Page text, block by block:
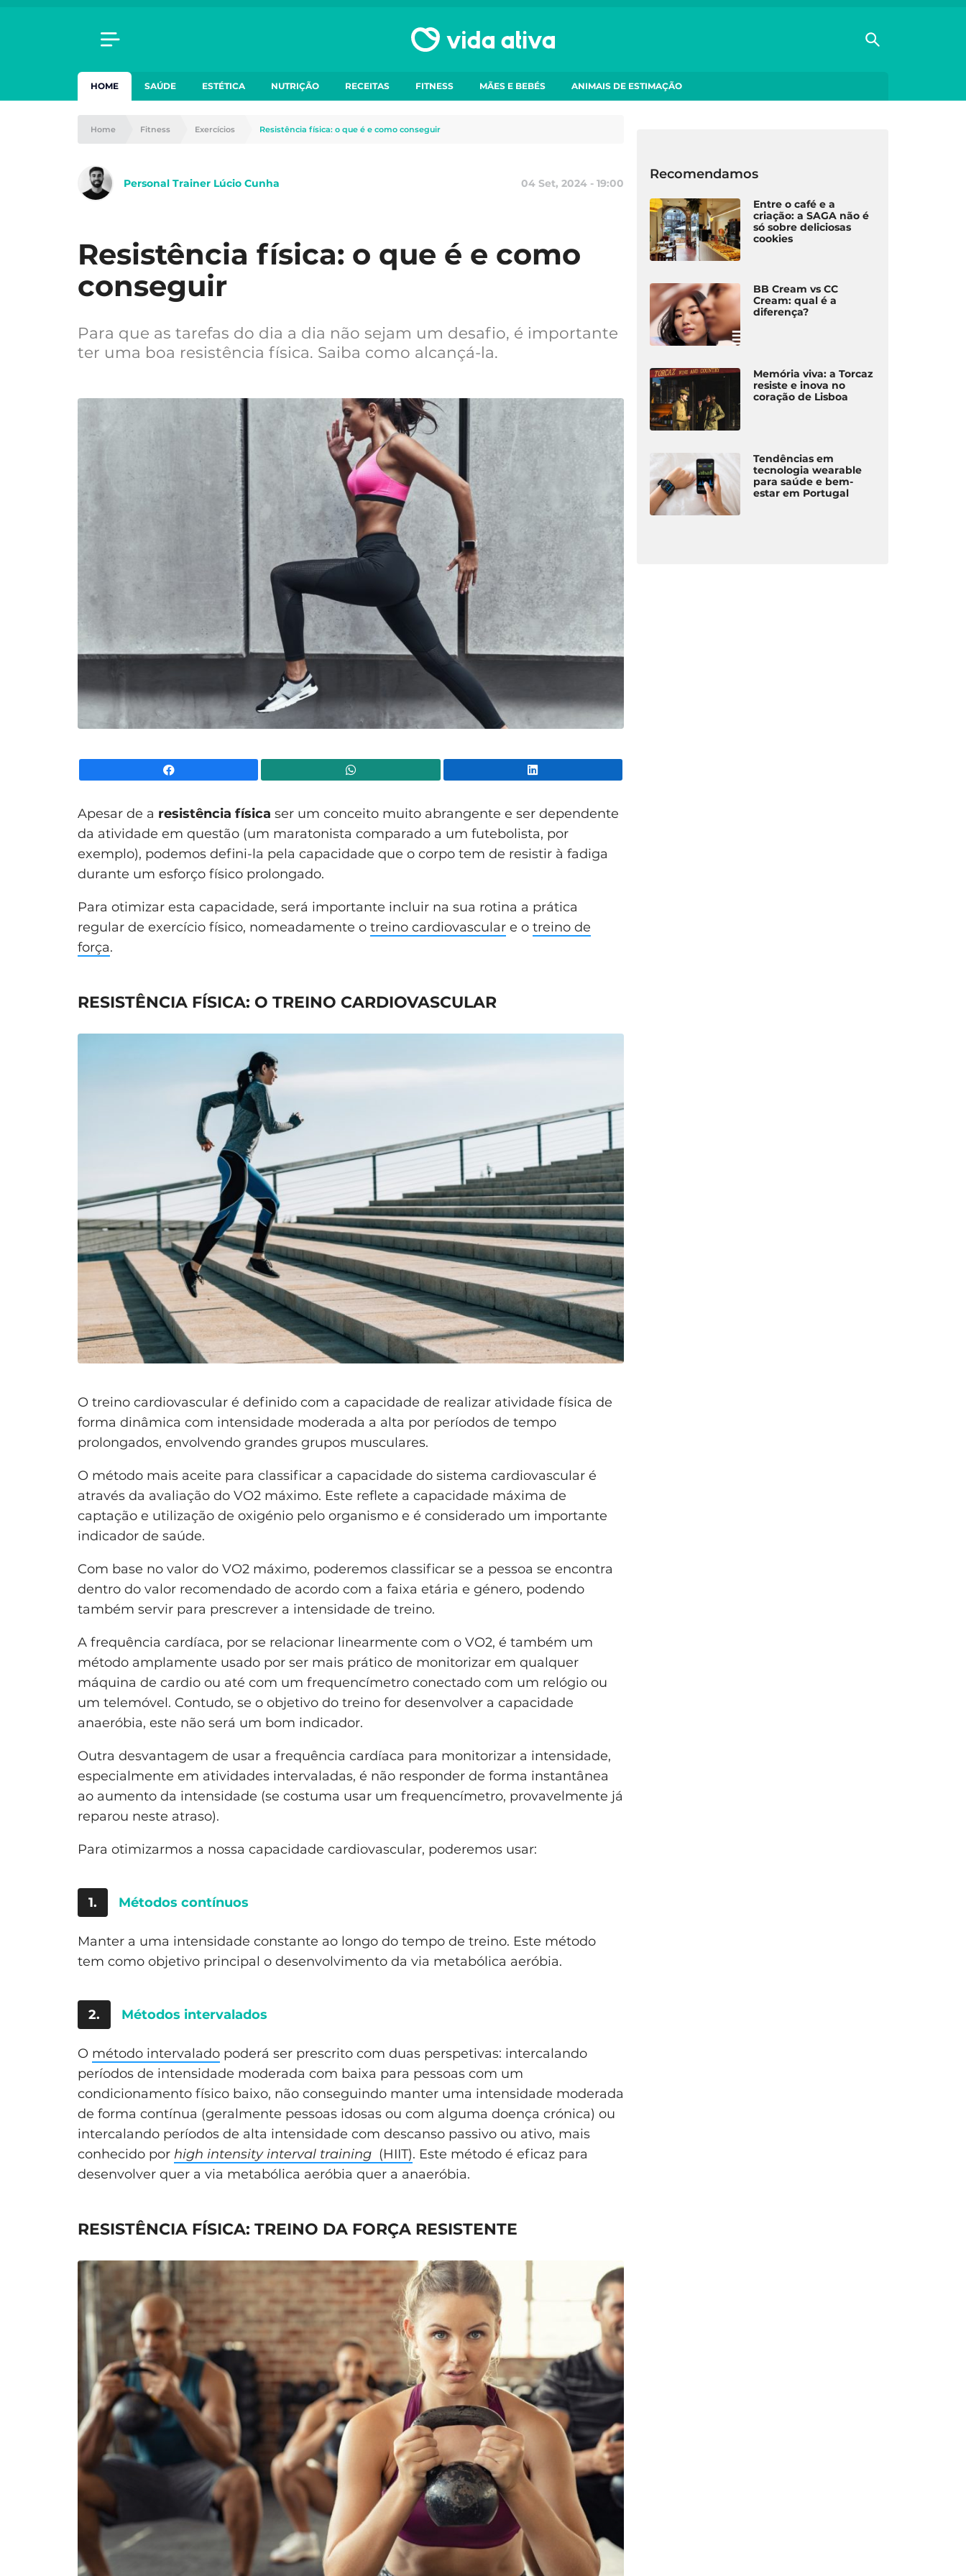
HOME SAÚDE ESTÉTICA NUTRIÇÃO RECEITAS FITNESS MÃES E BEBÉS ANIMAIS DE ESTIMAÇÃO
Home Fitness Exercícios Resistência física: o que é e como conseguir
Personal Trainer Lúcio Cunha 04 Set, 2024 - 19:00
Resistência física: o que é e como
conseguir
Para que as tarefas do dia a dia não sejam um desafio, é importante
ter uma boa resistência física. Saiba como alcançá-la.
Apesar de a resistência física ser um conceito muito abrangente e ser dependente
da atividade em questão (um maratonista comparado a um futebolista, por
exemplo), podemos defini-la pela capacidade que o corpo tem de resistir à fadiga
durante um esforço físico prolongado.
Para otimizar esta capacidade, será importante incluir na sua rotina a prática
regular de exercício físico, nomeadamente o treino cardiovascular e o treino de
força.
RESISTÊNCIA FÍSICA: O TREINO CARDIOVASCULAR
O treino cardiovascular é definido com a capacidade de realizar atividade física de
forma dinâmica com intensidade moderada a alta por períodos de tempo
prolongados, envolvendo grandes grupos musculares.
O método mais aceite para classificar a capacidade do sistema cardiovascular é
através da avaliação do VO2 máximo. Este reflete a capacidade máxima de
captação e utilização de oxigénio pelo organismo e é considerado um importante
indicador de saúde.
Com base no valor do VO2 máximo, poderemos classificar se a pessoa se encontra
dentro do valor recomendado de acordo com a faixa etária e género, podendo
também servir para prescrever a intensidade de treino.
A frequência cardíaca, por se relacionar linearmente com o VO2, é também um
método amplamente usado por ser mais prático de monitorizar em qualquer
máquina de cardio ou até com um frequencímetro conectado com um relógio ou
um telemóvel. Contudo, se o objetivo do treino for desenvolver a capacidade
anaeróbia, este não será um bom indicador.
Outra desvantagem de usar a frequência cardíaca para monitorizar a intensidade,
especialmente em atividades intervaladas, é não responder de forma instantânea
ao aumento da intensidade (se costuma usar um frequencímetro, provavelmente já
reparou neste atraso).
Para otimizarmos a nossa capacidade cardiovascular, poderemos usar:
1. Métodos contínuos
Manter a uma intensidade constante ao longo do tempo de treino. Este método
tem como objetivo principal o desenvolvimento da via metabólica aeróbia.
2. Métodos intervalados
O método intervalado poderá ser prescrito com duas perspetivas: intercalando
períodos de intensidade moderada com baixa para pessoas com um
condicionamento físico baixo, não conseguindo manter uma intensidade moderada
de forma contínua (geralmente pessoas idosas ou com alguma doença crónica) ou
intercalando períodos de alta intensidade com descanso passivo ou ativo, mais
conhecido por high intensity interval training (HIIT). Este método é eficaz para
desenvolver quer a via metabólica aeróbia quer a anaeróbia.
RESISTÊNCIA FÍSICA: TREINO DA FORÇA RESISTENTE
Recomendamos
Entre o café e a
criação: a SAGA não é
só sobre deliciosas
cookies
BB Cream vs CC
Cream: qual é a
diferença?
Memória viva: a Torcaz
resiste e inova no
coração de Lisboa
Tendências em
tecnologia wearable
para saúde e bem-
estar em Portugal